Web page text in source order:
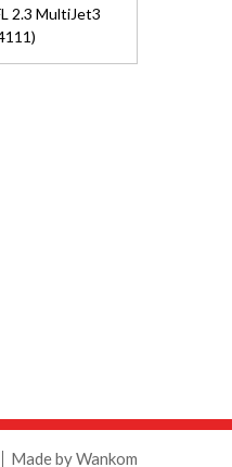
2.3 MultiJet3
Made byWankom